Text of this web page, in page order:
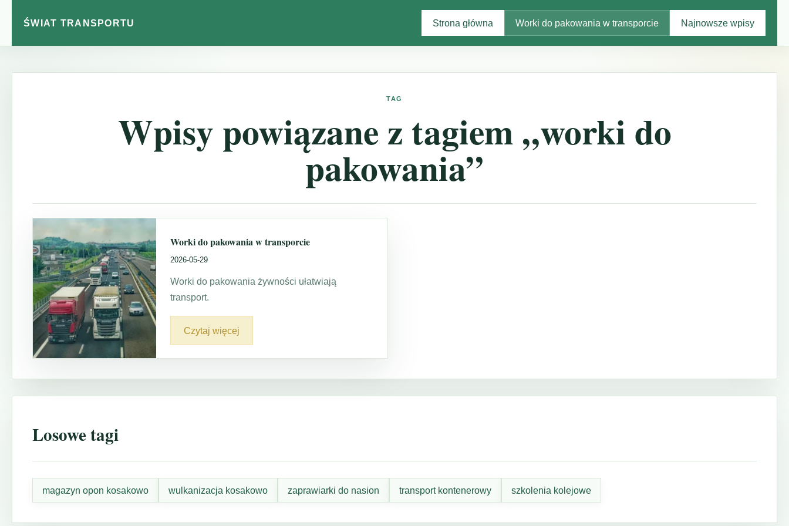
ŚWIAT TRANSPORTU Strona główna Worki do pakowania w transporcie Najnowsze wpisy
TAG
Wpisy powiązane z tagiem „worki do
pakowania”
Worki do pakowania w transporcie
2026-05-29
Worki do pakowania żywności ułatwiają
transport.
Czytaj więcej
Losowe tagi
magazyn opon kosakowo wulkanizacja kosakowo zaprawiarki do nasion transport kontenerowy szkolenia kolejowe